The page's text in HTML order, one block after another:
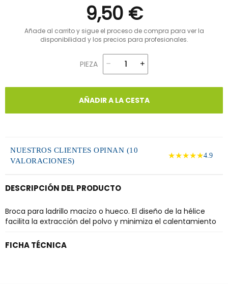
9,50 €
Añade al carrito y sigue el proceso de compra para ver la
disponibilidad y los precios para profesionales.
PIEZA
AÑADIR A LA CESTA
NUESTROS CLIENTES OPINAN (10
VALORACIONES)
★★★★★4.9
DESCRIPCIÓN DEL PRODUCTO
Broca para ladrillo macizo o hueco. El diseño de la hélice
facilita la extracción del polvo y minimiza el calentamiento
FICHA TÉCNICA